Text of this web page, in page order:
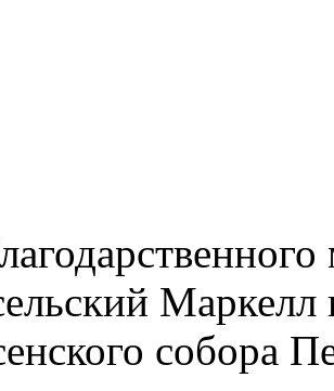
Маркелл
собора